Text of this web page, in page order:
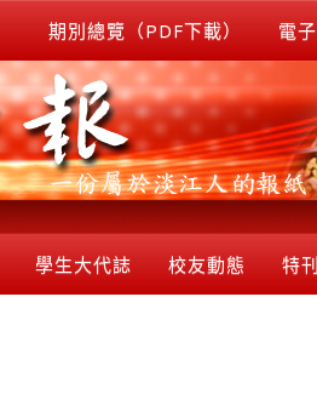
期別總覽（PDF下載） 電
學生大代誌 校友動態 特刊